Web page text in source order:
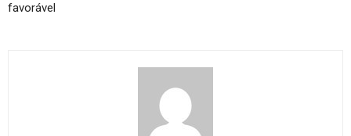
favorável